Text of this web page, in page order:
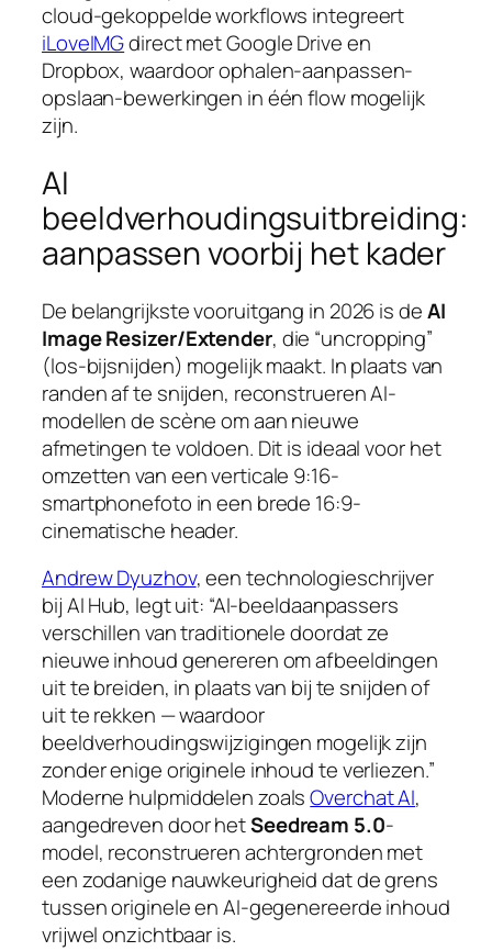
cloud-gekoppelde workflows integreert
iLoveIMGdirect met Google Drive en
Dropbox, waardoor ophalen-aanpassen-
opslaan-bewerkingen in één flow mogelijk
zijn.
AI
beeldverhoudingsuitbreiding:
aanpassen voorbij het kader
De belangrijkste vooruitgang in 2026 is deAI
Image Resizer/Extender, die “uncropping”
(los-bijsnijden) mogelijk maakt. In plaats van
randen af te snijden, reconstrueren AI-
modellen de scène om aan nieuwe
afmetingen te voldoen. Dit is ideaal voor het
omzetten van een verticale 9:16-
smartphonefoto in een brede 16:9-
cinematische header.
Andrew Dyuzhov, een technologieschrijver
bij AI Hub, legt uit: “AI-beeldaanpassers
verschillen van traditionele doordat ze
nieuwe inhoud genereren om afbeeldingen
uit te breiden, in plaats van bij te snijden of
uit te rekken — waardoor
beeldverhoudingswijzigingen mogelijk zijn
zonder enige originele inhoud te verliezen.”
Moderne hulpmiddelen zoalsOverchat AI,
aangedreven door hetSeedream 5.0-
model, reconstrueren achtergronden met
een zodanige nauwkeurigheid dat de grens
tussen originele en AI-gegenereerde inhoud
vrijwel onzichtbaar is.